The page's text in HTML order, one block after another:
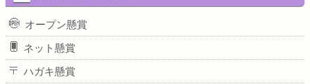
オープン懸賞
ネット懸賞
ハガキ懸賞